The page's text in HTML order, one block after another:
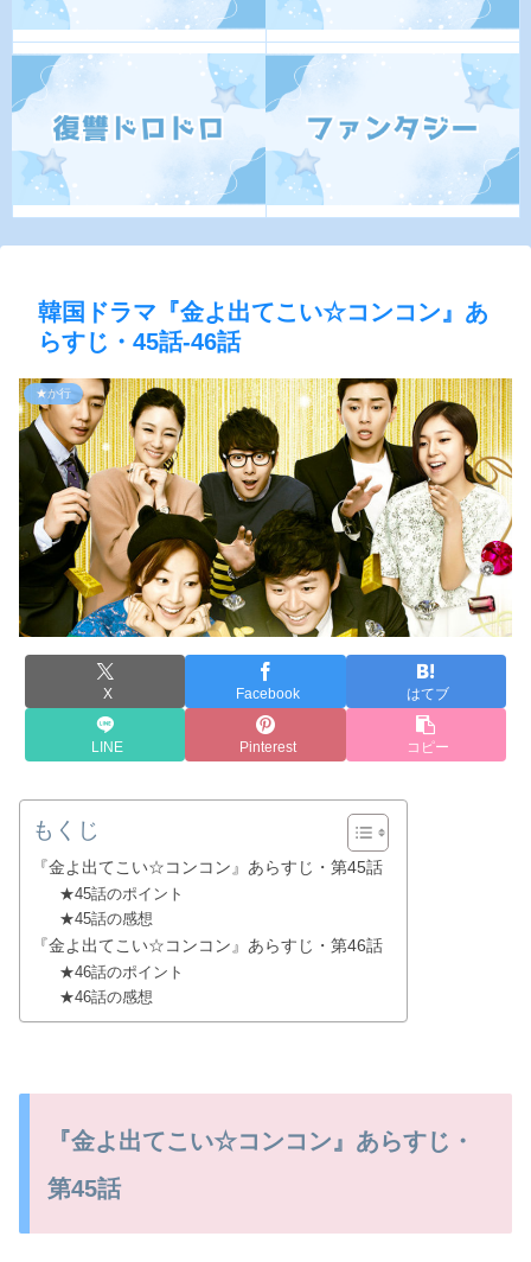
韓国ドラマ『金よ出てこい☆コンコン』あ
らすじ・45話-46話
★か行
X Facebook はてブ
LINE Pinterest コピー
もくじ
『金よ出てこい☆コンコン』あらすじ・第45話
★45話のポイント
★45話の感想
『金よ出てこい☆コンコン』あらすじ・第46話
★46話のポイント
★46話の感想
『金よ出てこい☆コンコン』あらすじ・
第45話